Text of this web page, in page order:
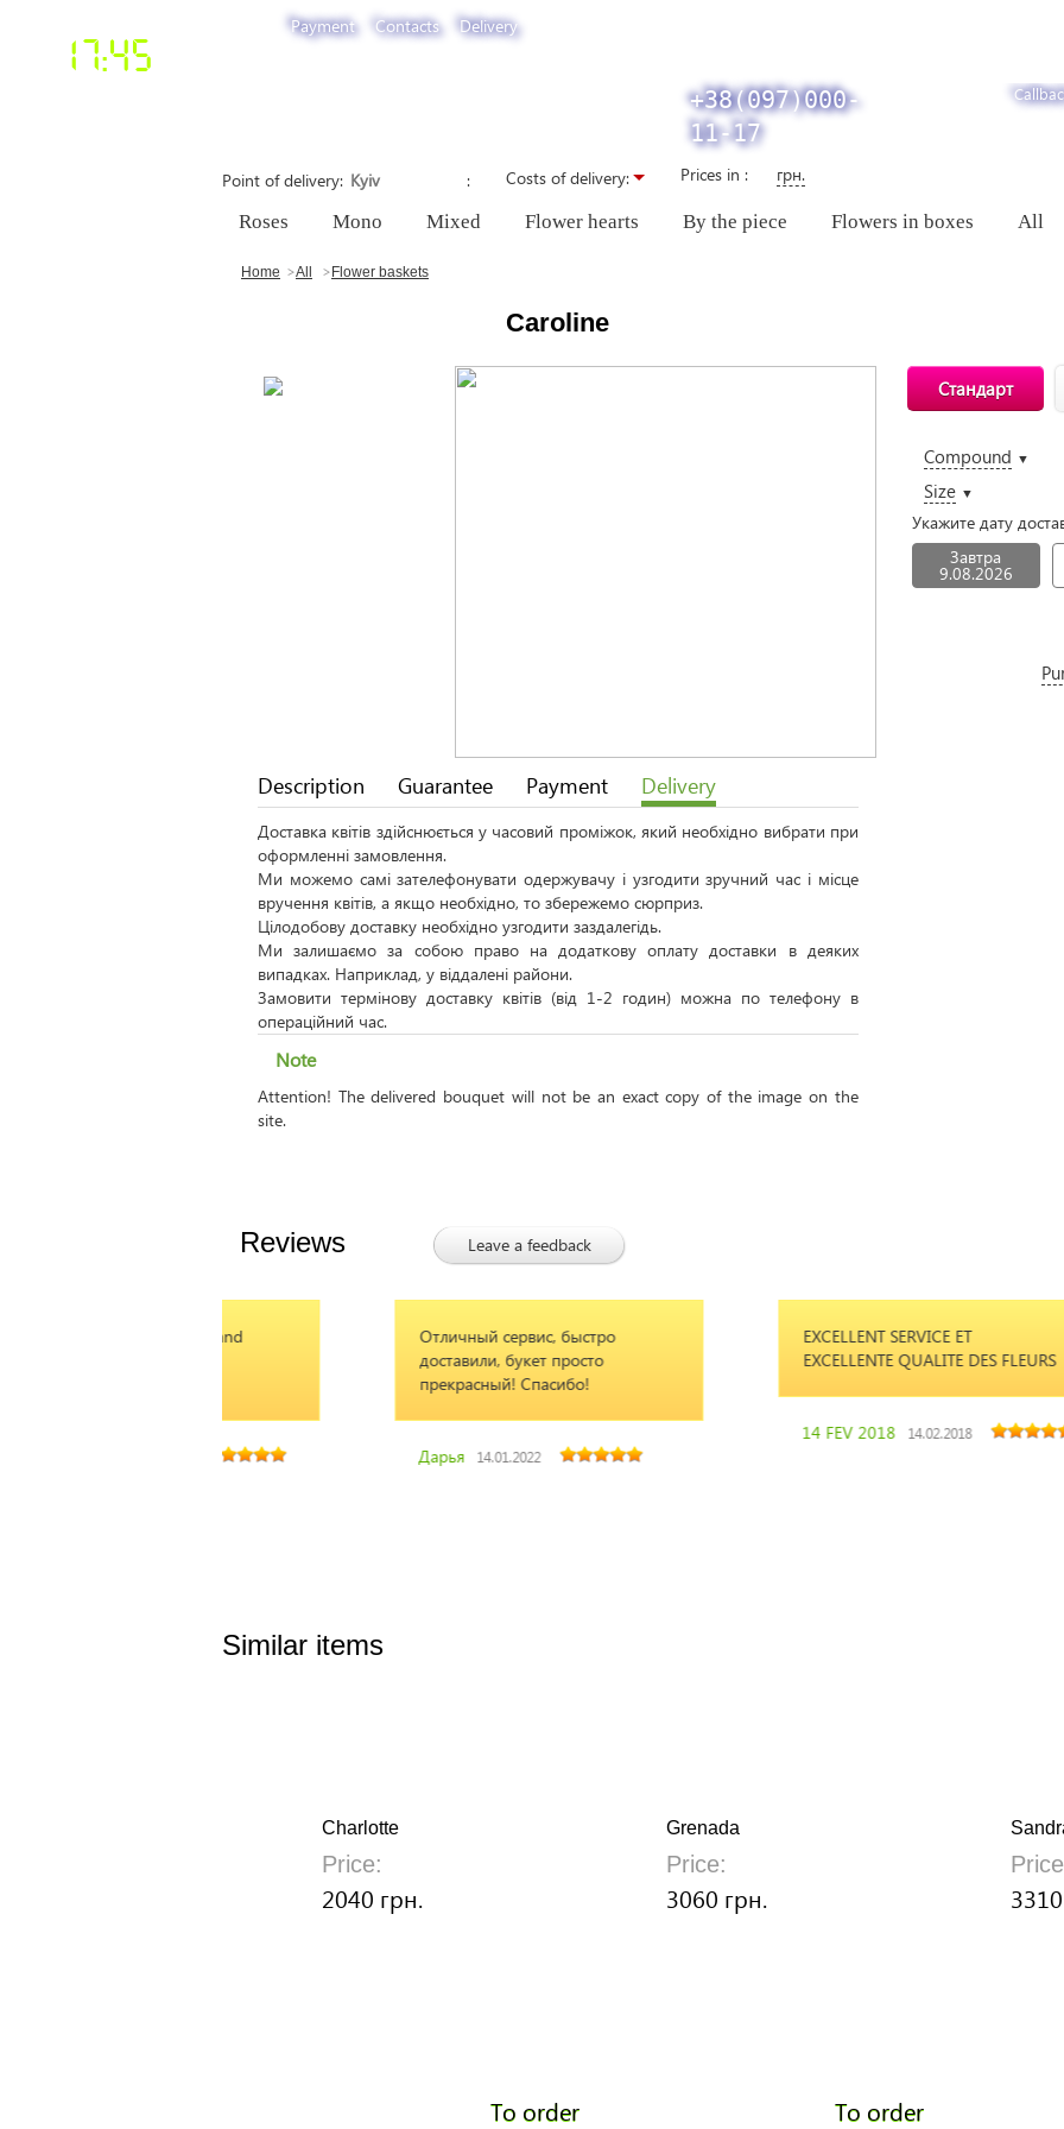
17:45
Payment Contacts Delivery
+38(097)000-
11-17
Point of delivery Costs of delivery: Prices in : грн.
Roses Mono Mixed Flower hearts By the piece Flowers in boxes All
Home All Flower baskets
Caroline
Description Guarantee Payment Delivery
Доставка квітів здійснюється у часовий проміжок, який необхідно вибрати при
оформленні замовлення.
Ми можемо самі зателефонувати одержувачу і узгодити зручний час і місце
вручення квітів, а якщо необхідно, то збережемо сюрприз.
Цілодобову доставку необхідно узгодити заздалегідь.
Ми залишаємо за собою право на додаткову оплату доставки в деяких
випадках. Наприклад, у віддалені райони.
Замовити термінову доставку квітів (від 1-2 годин) можна по телефону в
операційний час.
Note
Attention! The delivered bouquet will not be an exact copy of the image on the
site.
Стандарт
Compound ▼
Size ▼
Укажите дату
Завтра
9.08.2026
Reviews Leave a feedback
Отличный сервис, быстро
доставили, букет просто
прекрасный! Спасибо!
Дарья
EXCELLENT SERVICE ET
EXCELLENTE QUALITE DES FLEURS
14.02.2018
Similar items
Charlotte
Price:
2040 грн.
To order
Grenada
Price:
3060 грн.
To order